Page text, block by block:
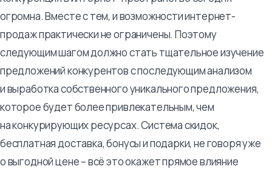
огромна. Вместе с тем, и возможности интернет-
продаж практически не ограничены. Поэтому
следующим шагом должно стать тщательное изучение
предложений конкурентов с последующим анализом
и выработка собственного уникального предложения,
которое будет более привлекательным, чем
на конкурирующих ресурсах. Система скидок,
бесплатная доставка, бонусы и подарки, не говоря уже
о выгодной цене – всё это окажет прямое влияние